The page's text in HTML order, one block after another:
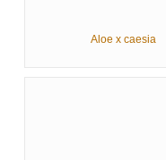
Aloe x caesia